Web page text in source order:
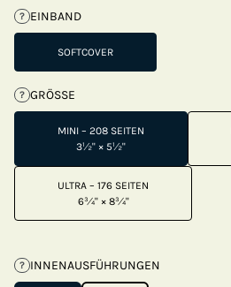
? EINBAND
SOFTCOVER
? GRÖSSE
MINI – 208 SEITEN
3½" × 5½"
ULTRA – 176 SEITEN
6¾" × 8¾"
? INNENAUSFÜHRUNGEN